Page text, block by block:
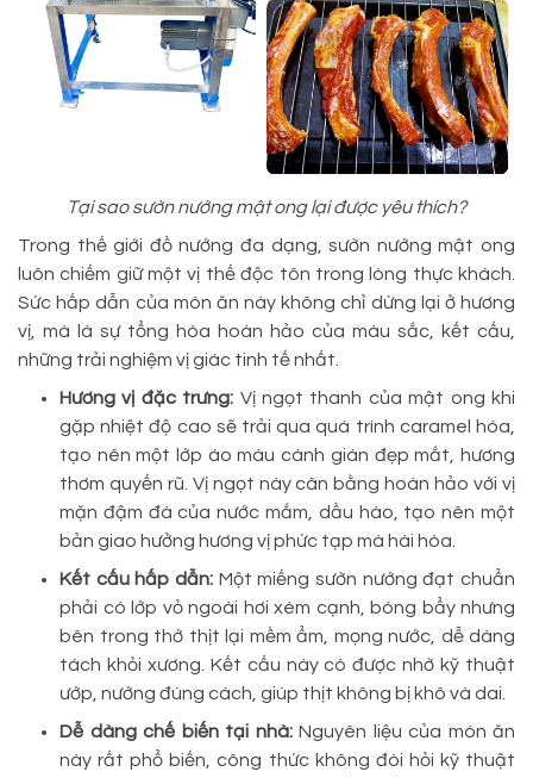
Tại sao sườn nướng mật ong lại được yêu thích?
Trong thế giới đồ nướng đa dạng, sườn nướng mật ong
luôn chiếm giữ một vị thế độc tôn trong lòng thực khách.
Sức hấp dẫn của món ăn này không chỉ dừng lại ở hương
vị, mà là sự tổng hòa hoàn hảo của màu sắc, kết cấu,
những trải nghiệm vị giác tinh tế nhất.
Hương vị đặc trưng: Vị ngọt thanh của mật ong khi
gặp nhiệt độ cao sẽ trải qua quá trình caramel hóa,
tạo nên một lớp áo màu cánh gián đẹp mắt, hương
thơm quyến rũ. Vị ngọt này cân bằng hoàn hảo với vị
mặn đậm đà của nước mắm, dầu hào, tạo nên một
bản giao hưởng hương vị phức tạp mà hài hòa.
Kết cấu hấp dẫn: Một miếng sườn nướng đạt chuẩn
phải có lớp vỏ ngoài hơi xém cạnh, bóng bẩy nhưng
bên trong thớ thịt lại mềm ẩm, mọng nước, dễ dàng
tách khỏi xương. Kết cấu này có được nhờ kỹ thuật
ướp, nướng đúng cách, giúp thịt không bị khô và dai.
Dễ dàng chế biến tại nhà:Nguyên liệu của món ăn
này rất phổ biến, công thức không đòi hỏi kỹ thuật